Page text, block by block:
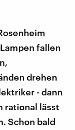
fallen
drehen
- dann
rational lässt
Schon bald